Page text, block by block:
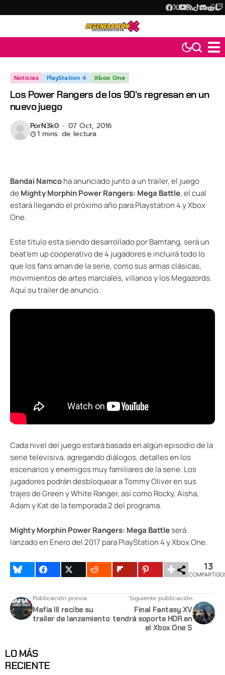
Noticias PlayStation 4 Xbox One
Los Power Rangers de los 90’s regresan en un
nuevo juego
PorN3k0 07 Oct, 2016
1 mins. de lectura
Bandai Namcoha anunciado junto a un trailer, el juego
de Mighty Morphin Power Rangers: Mega Battle, el cual
estará llegando el próximo año para Playstation 4 y Xbox
One.
Este titulo esta siendo desarrollado por Bamtang, será un
beat’em up cooperativo de 4 jugadores e incluirá todo lo
que los fans aman de la serie, como sus armas clásicas,
movimientos de artes marciales, villanos y los Megazords.
Aquí su trailer de anuncio.
Cada nivel del juego estará basada en algún episodio de la
serie televisiva, agregando diálogos, detalles en los
escenarios y enemigos muy familiares de la serie. Los
jugadores podrán desbloquear a Tommy Oliver en sus
trajes de Green y White Ranger, así como Rocky, Aisha,
Adam y Kat de la temporada 2 del programa.
Mighty Morphin Power Rangers: Mega Battleserá
lanzado en Enero del 2017 para PlayStation 4 y Xbox One.
13
Publicación previa
Mafia III recibe su
trailer de lanzamiento
Siguiente publicación
Final Fantasy XV
tendrá soporte HDR en
el Xbox One S
LO MÁS
RECIENTE